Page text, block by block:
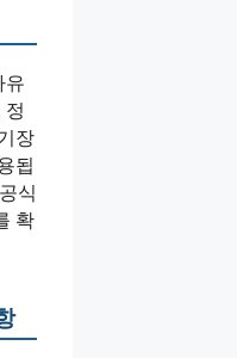
유
장
됩
식
확